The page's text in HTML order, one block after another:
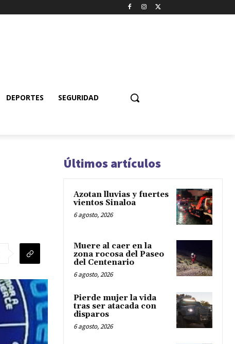
DEPORTES SEGURIDAD
Últimos artículos
Azotan lluvias y fuertes
vientos Sinaloa
6 agosto, 2026
Muere al caer en la
zona rocosa del Paseo
del Centenario
6 agosto, 2026
Pierde mujer la vida
tras ser atacada con
disparos
6 agosto, 2026